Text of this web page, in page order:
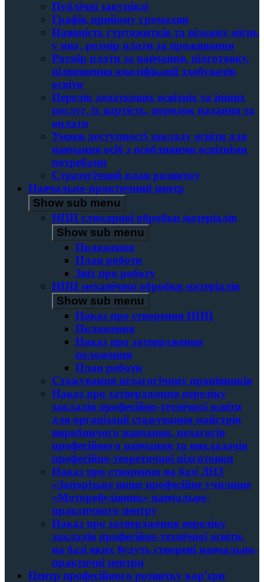
Публічні закупівлі
Графік прийому громадян
Наявність гуртожитків та вільних місць
у них, розмір плати за проживання
Розмір плати за навчання, підготовку,
підвищення кваліфікації здобувачів
освіти
Перелік додаткових освітніх та інших
послуг, їх вартість, порядок надання та
оплати
Умови доступності закладу освіти для
навчання осіб з особливими освітніми
потребами
Стратегічний план розвитку
Навчально-практичний центр
Show sub menu
НПЦ слюсарної обробки матеріалів
Show sub menu
Положення
План роботи
Звіт про роботу
НПЦ механічної обробки матеріалів
Show sub menu
Наказ про створення НПЦ
Положення
Наказ про затвердження
положення
План роботи
Стажування педагогічних працівників
Наказ про затвердження переліку
закладів професійно-технічної освіти
для організації стажування майстрів
виробничого навчання, педагогів
професійного навчання та викладачів
професійно-теоретичної підготовки
Наказ про створення на базі ДНЗ
«Запорізьке вище професійне училище
«Моторобудівник» навчально-
практичного центру
Наказ про затвердження переліку
закладів професійно-технічної освіти,
на базі яких будуть створені навчально-
практичні центри
Центр професійного розвитку кар’єри